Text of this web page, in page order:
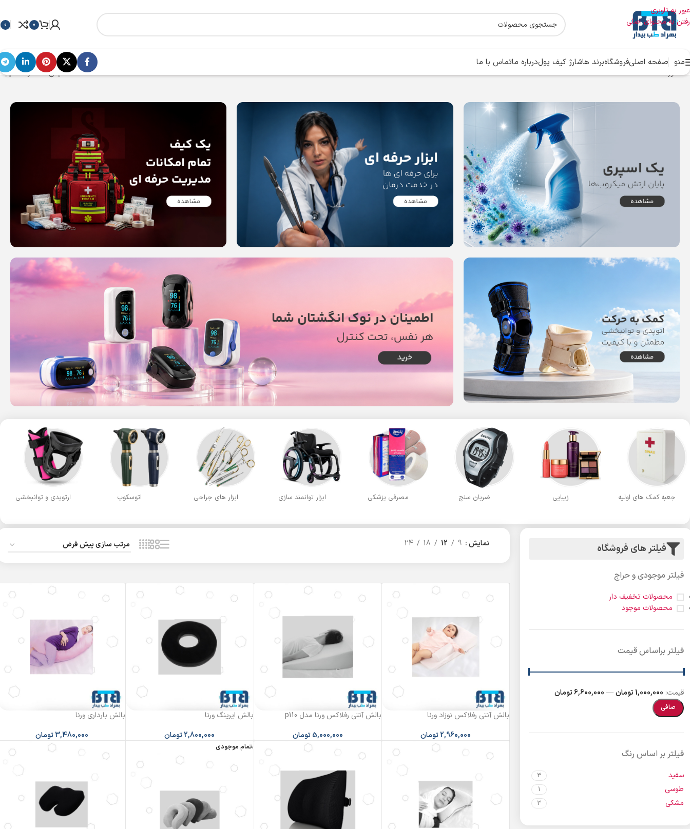
عبور به ناوبری
رفتن به محتوای اصلی
0
0
منو صفحه اصلیفروشگاهبرند هاشارژ کیف پولدرباره ماتماس با ما
خانه ورنا نمایش 1–12 از 19 نتیجه
Read more
Read more
Read more
جعبه کمک های اولیه زیبایی ضربان سنج مصرفی پزشکی ابزار توانمند سازی ابزار های جراحی اتوسکوپ ارتوپدی و توانبخشی
فیلتر های فروشگاه
فیلتر موجودی و حراج
محصولات تخفیف دار
محصولات موجود
فیلتر براساس قیمت
صافی
قيمت: 1,000,000 تومان — 6,600,000 تومان
فیلتر بر اساس رنگ
سفید 3
طوسی 1
مشکی 3
نمایش 9
12
18
24
بالش آنتی رفلاکس نوزاد ورنا
2,960,000تومان
بالش آنتی رفلاکس ورنا مدل p110
5,000,000 تومان
بالش ایرینگ ورنا
2,800,000تومان
بالش بارداری ورنا
3,480,000تومان
اتمام موجودی